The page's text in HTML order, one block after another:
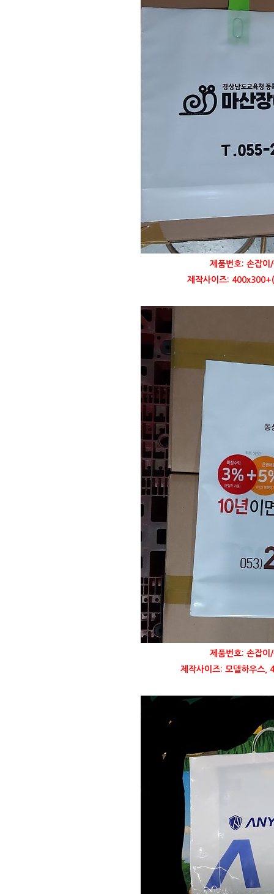
제품번호: 손잡이
제작사이즈:
제품번호: 손잡이
제작사이즈: 모델하우스,